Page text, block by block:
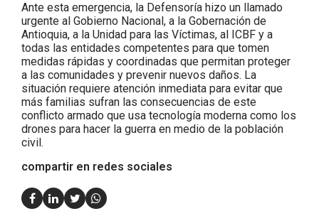
Ante esta emergencia, la Defensoría hizo un llamado
urgente al Gobierno Nacional, a la Gobernación de
Antioquia, a la Unidad para las Víctimas, al ICBF y a
todas las entidades competentes para que tomen
medidas rápidas y coordinadas que permitan proteger
a las comunidades y prevenir nuevos daños. La
situación requiere atención inmediata para evitar que
más familias sufran las consecuencias de este
conflicto armado que usa tecnología moderna como los
drones para hacer la guerra en medio de la población
civil.
compartir en redes sociales